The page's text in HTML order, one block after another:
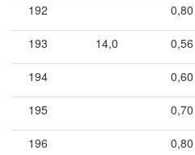
192 0,80
193 14,0 0,56
194 0,60
195 0,70
196 0,80